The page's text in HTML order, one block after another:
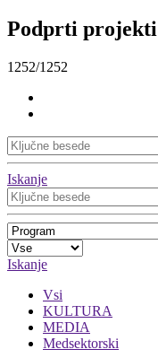
Podprti projekti
1252/1252
Iskanje
Iskanje
Vsi
KULTURA
MEDIA
Medsektorski